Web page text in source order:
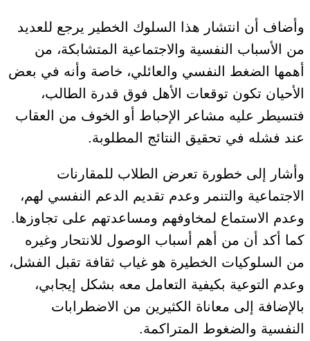
وأضاف أن انتشار هذا السلوك الخطير يرجع للعديد
من الأسباب النفسية والاجتماعية المتشابكة، من
أهمها الضغط النفسي والعائلي، خاصة وأنه في بعض
الأحيان تكون توقعات الأهل فوق قدرة الطالب،
فتسيطر عليه مشاعر الإحباط أو الخوف من العقاب
عند فشله في تحقيق النتائج المطلوبة.
وأشار إلى خطورة تعرض الطلاب للمقارنات
الاجتماعية والتنمر وعدم تقديم الدعم النفسي لهم،
وعدم الاستماع لمخاوفهم ومساعدتهم على تجاوزها.
كما أكد أن من أهم أسباب الوصول للانتحار وغيره
من السلوكيات الخطيرة هو غياب ثقافة تقبل الفشل،
وعدم التوعية بكيفية التعامل معه بشكل إيجابي،
بالإضافة إلى معاناة الكثيرين من الاضطرابات
النفسية والضغوط المتراكمة.